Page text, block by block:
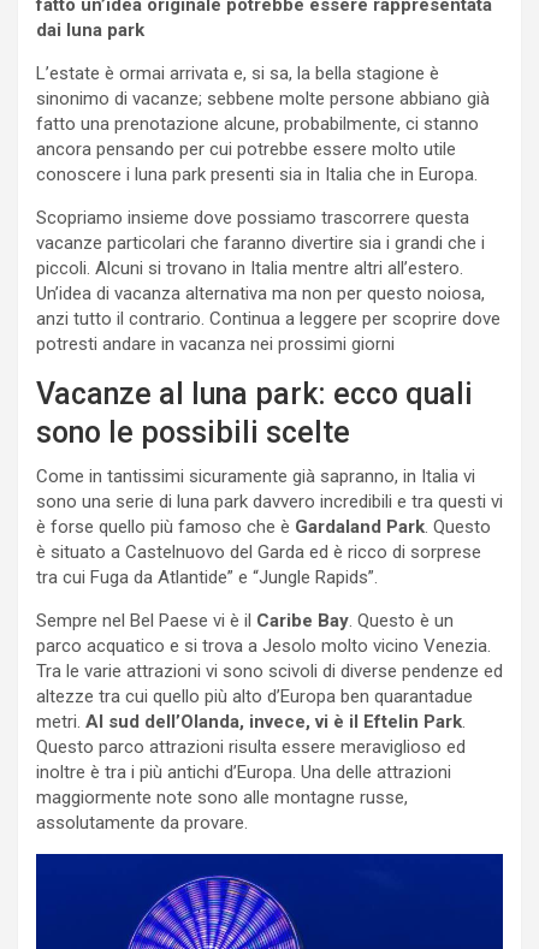
fatto un’idea originale potrebbe essere rappresentata
dai luna park
L’estate è ormai arrivata e, si sa, la bella stagione è
sinonimo di vacanze; sebbene molte persone abbiano già
fatto una prenotazione alcune, probabilmente, ci stanno
ancora pensando per cui potrebbe essere molto utile
conoscere i luna park presenti sia in Italia che in Europa.
Scopriamo insieme dove possiamo trascorrere questa
vacanze particolari che faranno divertire sia i grandi che i
piccoli. Alcuni si trovano in Italia mentre altri all’estero.
Un’idea di vacanza alternativa ma non per questo noiosa,
anzi tutto il contrario. Continua a leggere per scoprire dove
potresti andare in vacanza nei prossimi giorni
Vacanze al luna park: ecco quali
sono le possibili scelte
Come in tantissimi sicuramente già sapranno, in Italia vi
sono una serie di luna park davvero incredibili e tra questi vi
è forse quello più famoso che è Gardaland Park. Questo
è situato a Castelnuovo del Garda ed è ricco di sorprese
tra cui Fuga da Atlantide” e “Jungle Rapids”.
Sempre nel Bel Paese vi è il Caribe Bay. Questo è un
parco acquatico e si trova a Jesolo molto vicino Venezia.
Tra le varie attrazioni vi sono scivoli di diverse pendenze ed
altezze tra cui quello più alto d’Europa ben quarantadue
metri. Al sud dell’Olanda, invece, vi è il Eftelin Park.
Questo parco attrazioni risulta essere meraviglioso ed
inoltre è tra i più antichi d’Europa. Una delle attrazioni
maggiormente note sono alle montagne russe,
assolutamente da provare.